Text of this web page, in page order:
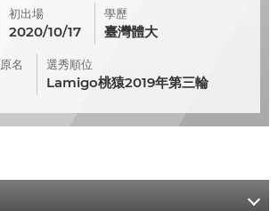
初出場
2020/10/17
學歷
臺灣體大
原名 選秀順位
Lamigo桃猿2019年第三輪